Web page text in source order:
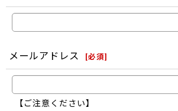
メールアドレス [必須]
【ご注意ください】